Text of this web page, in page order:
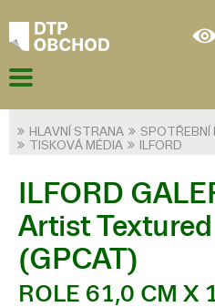
HLAVNÍ STRANA
SPOTŘEBNÍ
TISKOVÁ MÉDIA
ILFORD
ILFORD
Artist
(GPCAT)
ROLE 61,0 CM X